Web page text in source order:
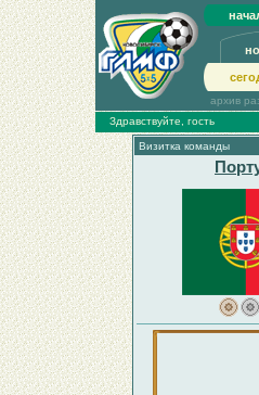
архив
Здравствуйте, гость
Визитка команды